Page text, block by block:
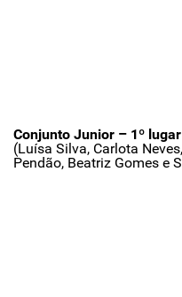
Conjunto Junior – 1º lugar
(Luísa Silva, Carlota
Pendão, Beatriz Gomes e